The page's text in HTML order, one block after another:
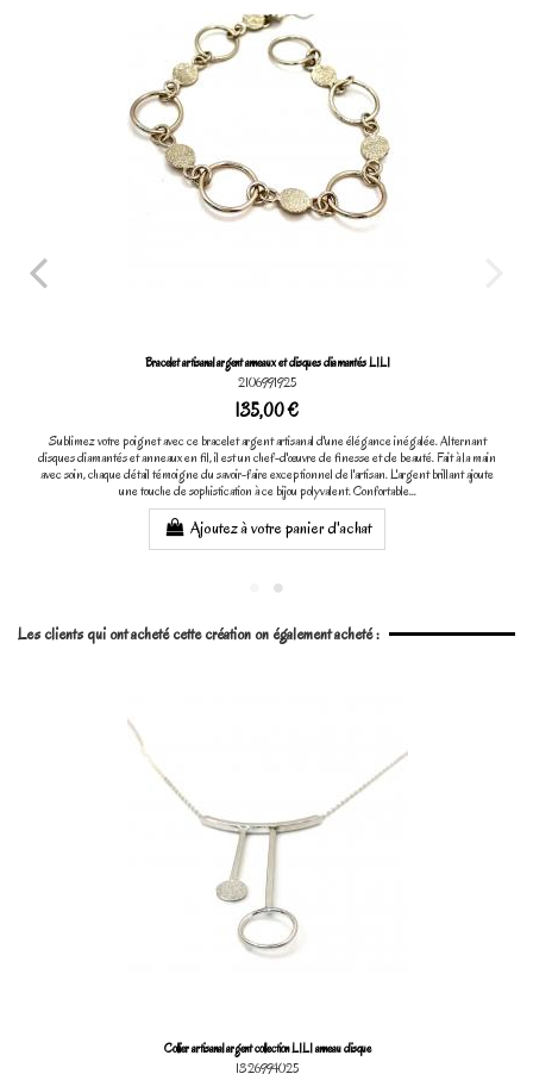
Bracelet artisanal argent anneaux et disques diamantés LILI
2106991925
135,00 €
Sublimez votre poignet avec ce bracelet argent artisanal d'une élégance inégalée. Alternant
disques diamantés et anneaux en fil, il est un chef-d'œuvre de finesse et de beauté. Fait à la main
avec soin, chaque détail témoigne du savoir-faire exceptionnel de l'artisan. L'argent brillant ajoute
une touche de sophistication à ce bijou polyvalent. Confortable...
Ajoutez à votre panier d'achat
Les clients qui ont acheté cette création on également acheté :
Collier artisanal argent collection LILI anneau disque
1326994025